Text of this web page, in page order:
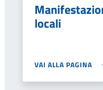
locali
VAI ALLA PAGINA